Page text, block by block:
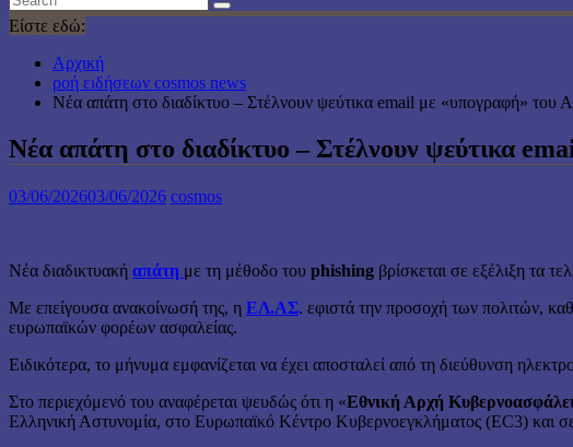
Είστε εδώ:
Αρχική
ροή ειδήσεων cosmos news
Νέα απάτη στο διαδίκτυο – Στέλνουν ψεύτικα email με «υπογραφή» του
Νέα απάτη στο διαδίκτυο – Στέλνουν ψεύτικα
03/06/202603/06/2026 cosmos
Νέα διαδικτυακή απάτη με τη μέθοδο του phishing βρίσκεται σε εξέλιξη τα
Με επείγουσα ανακοίνωσή της, η ΕΛ.ΑΣ. εφιστά την προσοχή των πολιτών,
ευρωπαϊκών φορέων ασφαλείας.
Ειδικότερα, το μήνυμα εμφανίζεται να έχει αποσταλεί από τη διεύθυνση
Στο περιεχόμενό του αναφέρεται ψευδώς ότι η «Εθνική Αρχή
Ελληνική Αστυνομία, στο Ευρωπαϊκό Κέντρο Κυβερνοεγκλήματος (EC3) και